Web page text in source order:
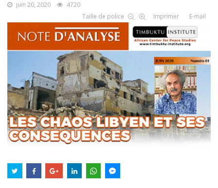
juin 20, 2020
4720
Taille de police
Imprimer E-mail